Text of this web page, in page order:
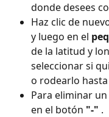
donde desees
Haz clic de
y luego en el
de la latitud y
seleccionar si
o rodearlo hasta
Para eliminar
en el botón "-" .